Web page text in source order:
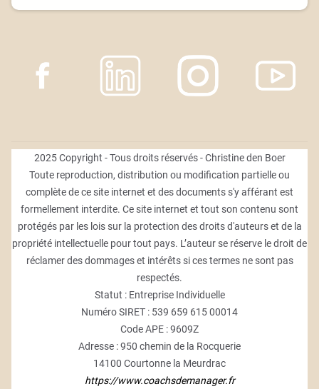
2025 Copyright - Tous droits réservés - Christine den Boer
Toute reproduction, distribution ou modification partielle ou
complète de ce site internet et des documents s'y afférant est
formellement interdite. Ce site internet et tout son contenu sont
protégés par les lois sur la protection des droits d'auteurs et de la
propriété intellectuelle pour tout pays. L’auteur se réserve le droit de
réclamer des dommages et intérêts si ces termes ne sont pas
respectés.
Statut : Entreprise Individuelle
Numéro SIRET : 539 659 615 00014
Code APE : 9609Z
Adresse : 950 chemin de la Rocquerie
14100 Courtonne la Meurdrac
https://www.coachsdemanager.fr